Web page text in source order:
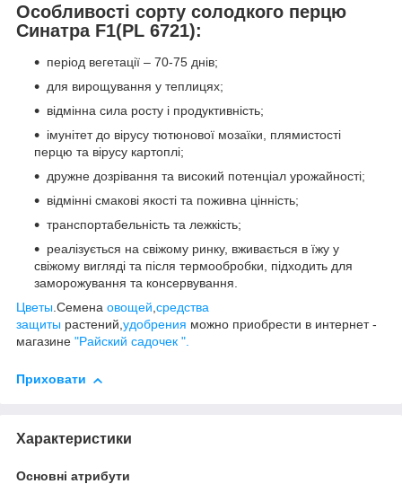
Особливості сорту солодкого перцю
Синатра F1(PL 6721):
період вегетації – 70-75 днів;
для вирощування у теплицях;
відмінна сила росту і продуктивність;
імунітет до вірусу тютюнової мозаїки, плямистості
перцю та вірусу картоплі;
дружне дозрівання та високий потенціал урожайності;
відмінні смакові якості та поживна цінність;
транспортабельність та лежкість;
реалізується на свіжому ринку, вживається в їжу у
свіжому вигляді та після термообробки, підходить для
заморожування та консервування.
Цветы.Семена овощей,средства
защиты растений,удобрения можно приобрести в интернет -
магазине "Райский садочек ".
Приховати
Характеристики
Основні атрибути